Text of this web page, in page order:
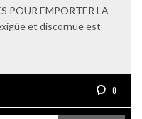
POUR EMPORTER LA
et discornue est
0